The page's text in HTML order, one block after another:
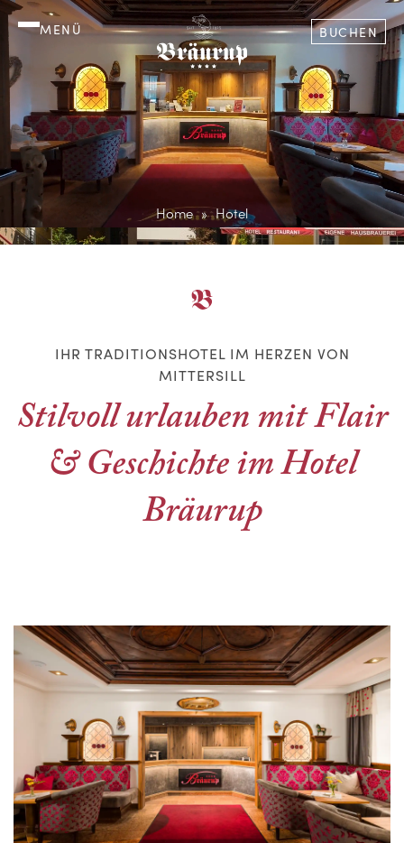
MENÜ BUCHEN
Home Hotel
IHR TRADITIONSHOTEL IM HERZEN VON
MITTERSILL
Stilvoll urlauben mit Flair
& Geschichte im Hotel
Bräurup